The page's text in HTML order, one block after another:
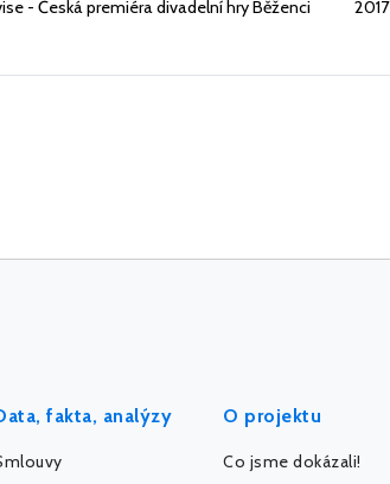
- Česká premiéra divadelní hry Běženci
2017
fakta, analýzy O projektu
Co jsme dokázali!